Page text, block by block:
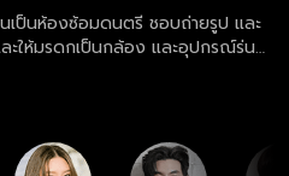
เป็นห้องซ้อมดนตรี ชอบถ่ายรูป และ
ให้มรดกเป็นกล้อง และอุปกรณ์ร่น
บชีวิตเนือยๆและจำเจ แต่เมื่อมีคนที่